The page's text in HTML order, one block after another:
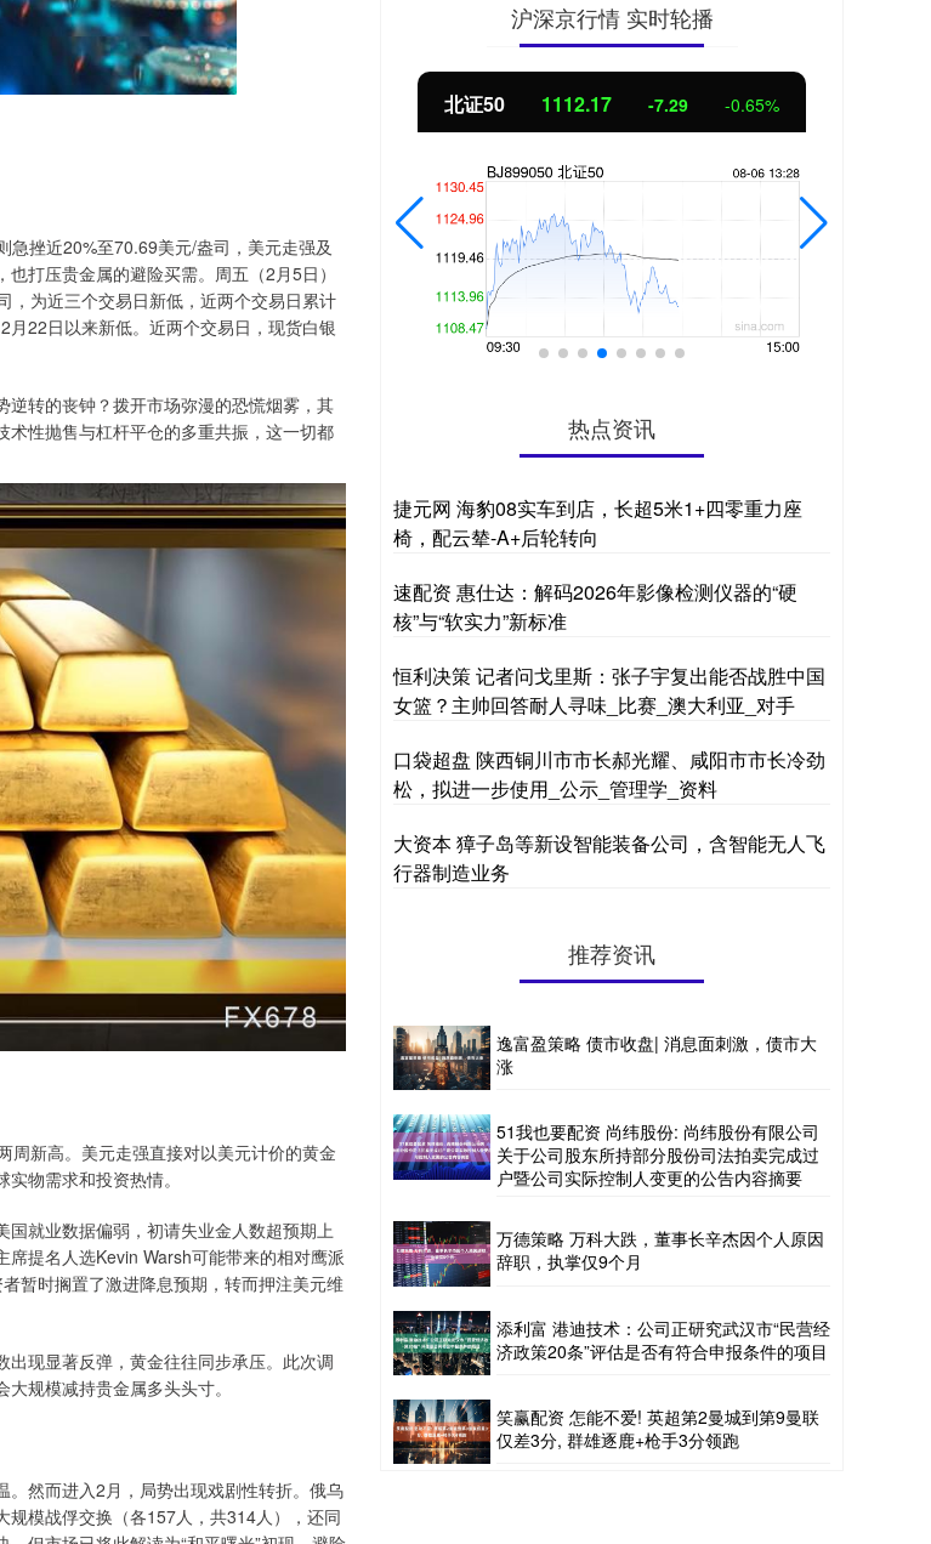
挫近20%至70.69美元/盎司，美元走强及
打压贵金属的避险买需。周五（2月5日）
，为近三个交易日新低，近两个交易日累计
22日以来新低。近两个交易日，现货白银
转的丧钟？拨开市场弥漫的恐慌烟雾，其
性抛售与杠杆平仓的多重共振，这一切都
新高。美元走强直接对以美元计价的黄金
物需求和投资热情。
就业数据偏弱，初请失业金人数超预期上
提名人选Kevin Warsh可能带来的相对鹰派
暂时搁置了激进降息预期，转而押注美元维
现显著反弹，黄金往往同步承压。此次调
规模减持贵金属多头头寸。
然而进入2月，局势出现戏剧性转折。俄乌
模战俘交换（各157人，共314人），还同
沪深京行情 实时轮播
300 4625.05 北证50 1112.02 -7.44 -0.66%
热点资讯
捷元网 海豹08实车到店，长超5米1+四零重力座
椅，配云辇-A+后轮转向
速配资 惠仕达：解码2026年影像检测仪器的“硬
核”与“软实力”新标准
恒利决策 记者问戈里斯：张子宇复出能否战胜中国
女篮？主帅回答耐人寻味_比赛_澳大利亚_对手
口袋超盘 陕西铜川市市长郝光耀、咸阳市市长冷劲
松，拟进一步使用_公示_管理学_资料
大资本 獐子岛等新设智能装备公司，含智能无人飞
行器制造业务
推荐资讯
逸富盈策略 债市收盘| 消息面刺激，债市大
涨
51我也要配资 尚纬股份: 尚纬股份有限公司
关于公司股东所持部分股份司法拍卖完成过
户暨公司实际控制人变更的公告内容摘要
万德策略 万科大跌，董事长辛杰因个人原因
辞职，执掌仅9个月
添利富 港迪技术：公司正研究武汉市“民营经
济政策20条”评估是否有符合申报条件的项目
笑赢配资 怎能不爱! 英超第2曼城到第9曼联
仅差3分, 群雄逐鹿+枪手3分领跑